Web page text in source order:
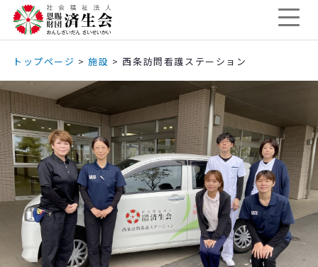
トップページ >施設 > 西条訪問看護ステーション